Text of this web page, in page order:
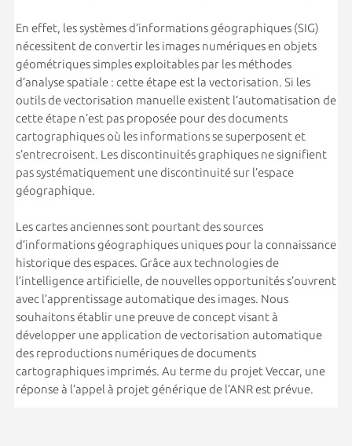
En effet, les systèmes d’informations géographiques (SIG)
nécessitent de convertir les images numériques en objets
géométriques simples exploitables par les méthodes
d’analyse spatiale : cette étape est la vectorisation. Si les
outils de vectorisation manuelle existent l’automatisation de
cette étape n’est pas proposée pour des documents
cartographiques où les informations se superposent et
s’entrecroisent. Les discontinuités graphiques ne signifient
pas systématiquement une discontinuité sur l’espace
géographique.
Les cartes anciennes sont pourtant des sources
d’informations géographiques uniques pour la connaissance
historique des espaces. Grâce aux technologies de
l’intelligence artificielle, de nouvelles opportunités s’ouvrent
avec l’apprentissage automatique des images. Nous
souhaitons établir une preuve de concept visant à
développer une application de vectorisation automatique
des reproductions numériques de documents
cartographiques imprimés. Au terme du projet Veccar, une
réponse à l’appel à projet générique de l’ANR est prévue.